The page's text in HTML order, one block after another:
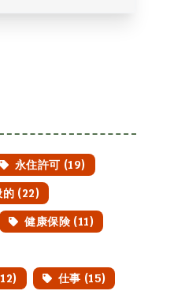
永住許可 (19)
的 (22)
健康保険 (11)
仕事 (15)